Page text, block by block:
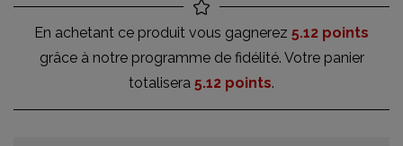
En achetant ce produit vous gagnerez 5.12 points
grâce à notre programme de fidélité. Votre panier
totalisera 5.12 points.